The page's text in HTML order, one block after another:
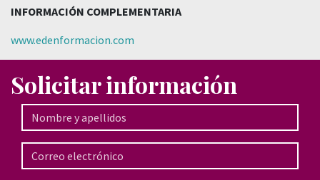
INFORMACIÓN COMPLEMENTARIA
www.edenformacion.com
Solicitar información